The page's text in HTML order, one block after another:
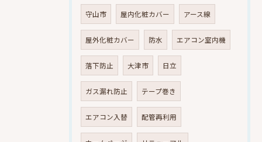
守山市 屋内化粧カバー アース線
屋外化粧カバー 防水 エアコン室内機
落下防止 大津市 日立
ガス漏れ防止 テープ巻き
エアコン入替 配管再利用